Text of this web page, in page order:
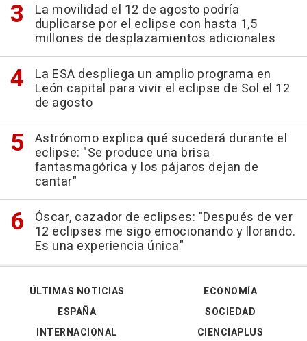
La movilidad el 12 de agosto podría
duplicarse por el eclipse con hasta 1,5
millones de desplazamientos adicionales
La ESA despliega un amplio programa en
León capital para vivir el eclipse de Sol el 12
de agosto
Astrónomo explica qué sucederá durante el
eclipse: "Se produce una brisa
fantasmagórica y los pájaros dejan de
cantar"
Óscar, cazador de eclipses: "Después de ver
12 eclipses me sigo emocionando y llorando.
Es una experiencia única"
ÚLTIMAS NOTICIAS
ESPAÑA
INTERNACIONAL
ECONOMÍA
SOCIEDAD
CIENCIAPLUS